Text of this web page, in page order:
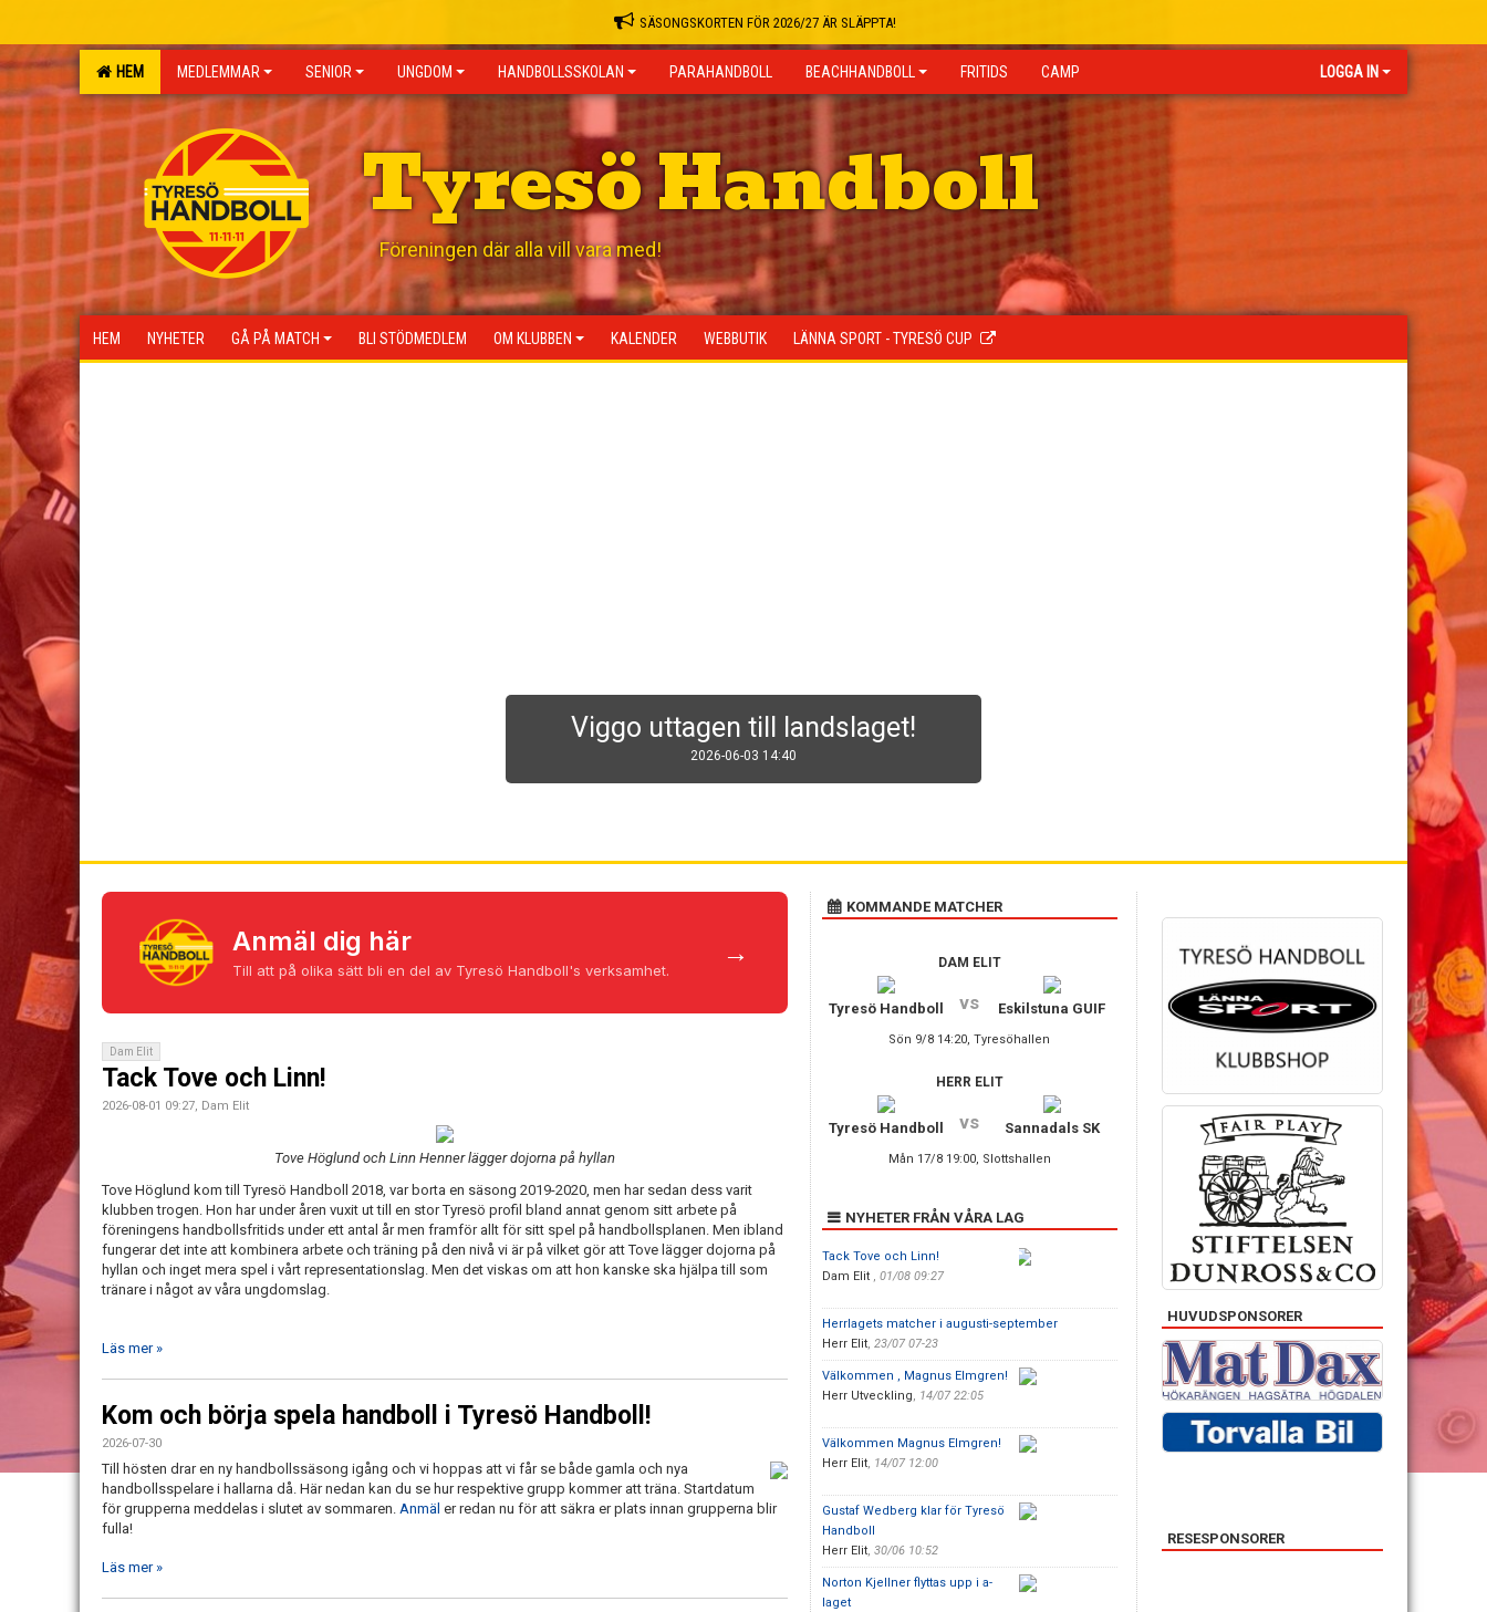
SÄSONGSKORTEN FÖR 2026/27 ÄR SLÄPPTA!
HEM MEDLEMMAR SENIOR UNGDOM HANDBOLLSSKOLAN PARAHANDBOLL BEACHHANDBOLL FRITIDS CAMP LOGGA IN
Tyresö Handboll
Föreningen där alla vill vara med!
HEM NYHETER GÅ PÅ MATCH BLI STÖDMEDLEM OM KLUBBEN KALENDER WEBBUTIK LÄNNA SPORT - TYRESÖ CUP
Anmälan öppen till Tyresö Handboll
Summer Camp 2026
2026-05-25 11:49
Anmäl dig här
Till att på olika sätt bli en del av Tyresö Handboll's verksamhet.
→
Dam Elit
Tack Tove och Linn!
2026-08-01 09:27, Dam Elit
Tove Höglund och Linn Henner lägger dojorna på hyllan
Tove Höglund kom till Tyresö Handboll 2018, var borta en säsong 2019-2020, men har sedan dess varit
klubben trogen. Hon har under åren vuxit ut till en stor Tyresö profil bland annat genom sitt arbete på
föreningens handbollsfritids under ett antal år men framför allt för sitt spel på handbollsplanen. Men ibland
fungerar det inte att kombinera arbete och träning på den nivå vi är på vilket gör att Tove lägger dojorna på
hyllan och inget mera spel i vårt representationslag. Men det viskas om att hon kanske ska hjälpa till som
tränare i något av våra ungdomslag.
Läs mer »
Kom och börja spela handboll i Tyresö Handboll!
2026-07-30
Till hösten drar en ny handbollssäsong igång och vi hoppas att vi får se både gamla och nya
handbollsspelare i hallarna då. Här nedan kan du se hur respektive grupp kommer att träna. Startdatum
för grupperna meddelas i slutet av sommaren. Anmäl er redan nu för att säkra er plats innan grupperna blir
fulla!
Läs mer »
KOMMANDE MATCHER
DAM ELIT
Tyresö Handboll vs Eskilstuna GUIF
Sön 9/8 14:20, Tyresöhallen
HERR ELIT
Tyresö Handboll vs Sannadals SK
Mån 17/8 19:00, Slottshallen
NYHETER FRÅN VÅRA LAG
Tack Tove och Linn!
Dam Elit , 01/08 09:27
Herrlagets matcher i augusti-september
Herr Elit, 23/07 07-23
Välkommen , Magnus Elmgren!
Herr Utveckling, 14/07 22:05
Välkommen Magnus Elmgren!
Herr Elit, 14/07 12:00
Gustaf Wedberg klar för Tyresö
Handboll
Herr Elit, 30/06 10:52
Norton Kjellner flyttas upp i a-
laget
HUVUDSPONSORER
RESESPONSORER